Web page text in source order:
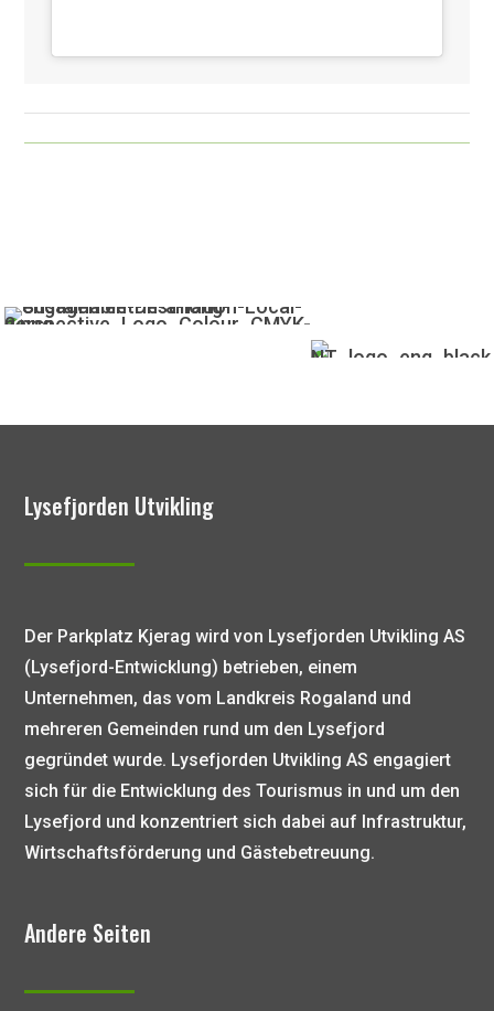
Lysefjorden Utvikling
Der Parkplatz Kjerag wird von Lysefjorden Utvikling AS
(Lysefjord-Entwicklung) betrieben, einem
Unternehmen, das vom Landkreis Rogaland und
mehreren Gemeinden rund um den Lysefjord
gegründet wurde. Lysefjorden Utvikling AS engagiert
sich für die Entwicklung des Tourismus in und um den
Lysefjord und konzentriert sich dabei auf Infrastruktur,
Wirtschaftsförderung und Gästebetreuung.
Andere Seiten